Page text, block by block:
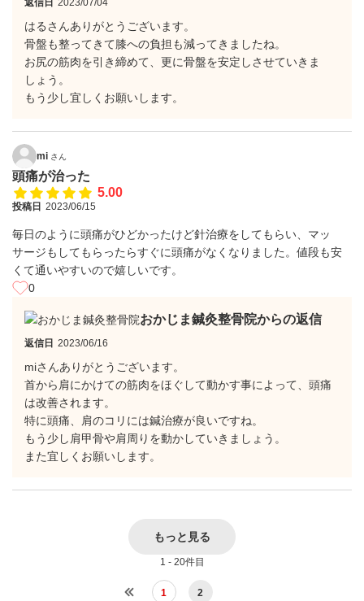
返信日 2023/07/04
はるさんありがとうございます。
骨盤も整ってきて膝への負担も減ってきましたね。
お尻の筋肉を引き締めて、更に骨盤を安定しさせていきま
しょう。
もう少し宜しくお願いします。
mi さん
頭痛が治った
5.00
投稿日 2023/06/15
毎日のように頭痛がひどかったけど針治療をしてもらい、マッ
サージもしてもらったらすぐに頭痛がなくなりました。値段も安
くて通いやすいので嬉しいです。
0
おかじま鍼灸整骨院からの返信
返信日 2023/06/16
miさんありがとうございます。
首から肩にかけての筋肉をほぐして動かす事によって、頭痛
は改善されます。
特に頭痛、肩のコリには鍼治療が良いですね。
もう少し肩甲骨や肩周りを動かしていきましょう。
また宜しくお願いします。
もっと見る
1 - 20件目
1 2